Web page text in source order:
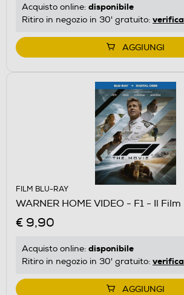
Acquisto online: disponibile
Ritiro in negozio in 30' gratuito: verifica
AGGIUNGI
FILM BLU-RAY
WARNER HOME VIDEO - F1 - Il Film
€ 9,90
Acquisto online: disponibile
Ritiro in negozio in 30' gratuito: verifica
AGGIUNGI